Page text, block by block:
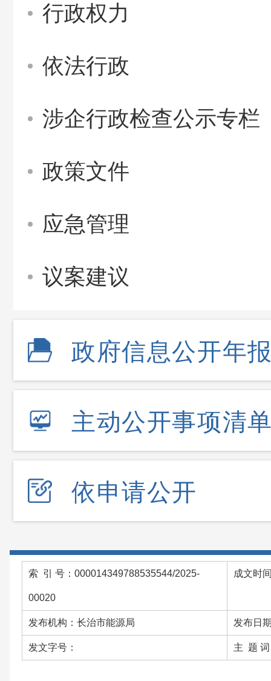
行政权力
依法行政
涉企行政检查公示专栏
政策文件
应急管理
议案建议
政府信息公开年
主动公开事项清
依申请公开
索 引 号：000014349788535544/2025-
00020
成文时
发布机构：长治市能源局 发布日
发文字号： 主 题 词